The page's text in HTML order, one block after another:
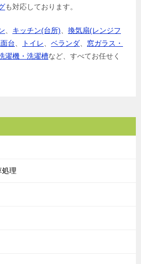
も対応しております。
キッチン(台所)
換気扇(レンジフ
台 トイレ ベランダ
窓ガラス・
濯機・洗濯槽など、すべてお任せく
処理